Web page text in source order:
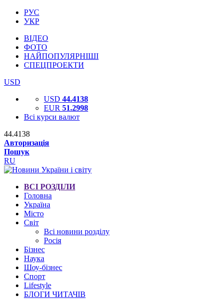
РУС
УКР
ВІДЕО
ФОТО
НАЙПОПУЛЯРНІШІ
СПЕЦПРОЕКТИ
USD
USD 44.4138
EUR 51.2998
Всі курси валют
44.4138
Авторизація
Пошук
RU
ВСІ РОЗДІЛИ
Головна
Україна
Місто
Світ
Всі новини розділу
Росія
Бізнес
Наука
Шоу-бізнес
Спорт
Lifestyle
БЛОГИ ЧИТАЧІВ